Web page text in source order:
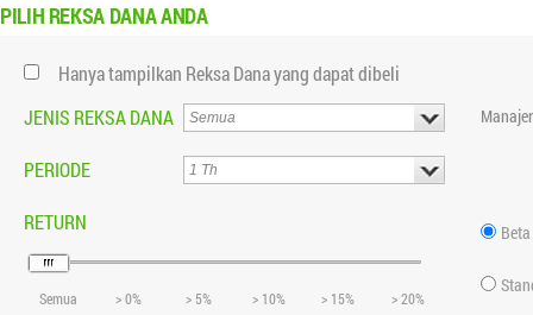
PILIH REKSA DANA ANDA
Hanya tampilkan Reksa Dana yang dapat dibeli
JENIS REKSA DANA
PERIODE
RETURN
Semua > 0% > 5% > 10% > 15% > 20%
Beta